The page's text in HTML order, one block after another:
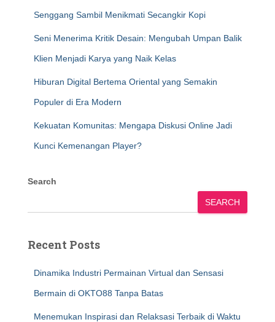
Senggang Sambil Menikmati Secangkir Kopi
Seni Menerima Kritik Desain: Mengubah Umpan Balik
Klien Menjadi Karya yang Naik Kelas
Hiburan Digital Bertema Oriental yang Semakin
Populer di Era Modern
Kekuatan Komunitas: Mengapa Diskusi Online Jadi
Kunci Kemenangan Player?
Search
SEARCH
Recent Posts
Dinamika Industri Permainan Virtual dan Sensasi
Bermain di OKTO88 Tanpa Batas
Menemukan Inspirasi dan Relaksasi Terbaik di Waktu